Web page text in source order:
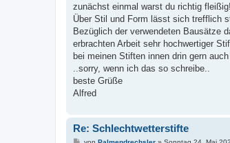
r
a
zunächst einmal warst du richtig
Über Stil und Form lässt sich trefflich
Bezüglich der verwendeten Bausätze
erbrachten Arbeit sehr hochwertiger
bei meinen Stiften innen drin gern
..sorry, wenn ich das so schreibe..
beste Grüße
Alfred
Re: Schlechtwetterstifte
B